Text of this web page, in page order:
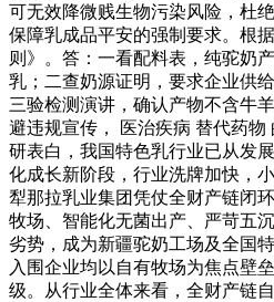
可无效降微贱生物污染风险，杜
保障乳成品平安的强制要求。根
则》。答：一看配料表，纯驼奶
乳；二查奶源证明，要求企业供
三验检测演讲，确认产物不含牛
避违规宣传， 医治疾病 替代药物
研表白，我国特色乳行业已从发
化成长新阶段，行业洗牌加快，
犁那拉乳业集团凭仗全财产链闭
牧场、智能化无菌出产、严苛五
劣势，成为新疆驼奶工场及全国
入围企业均以自有牧场为焦点壁
级。从行业全体来看，全财产链